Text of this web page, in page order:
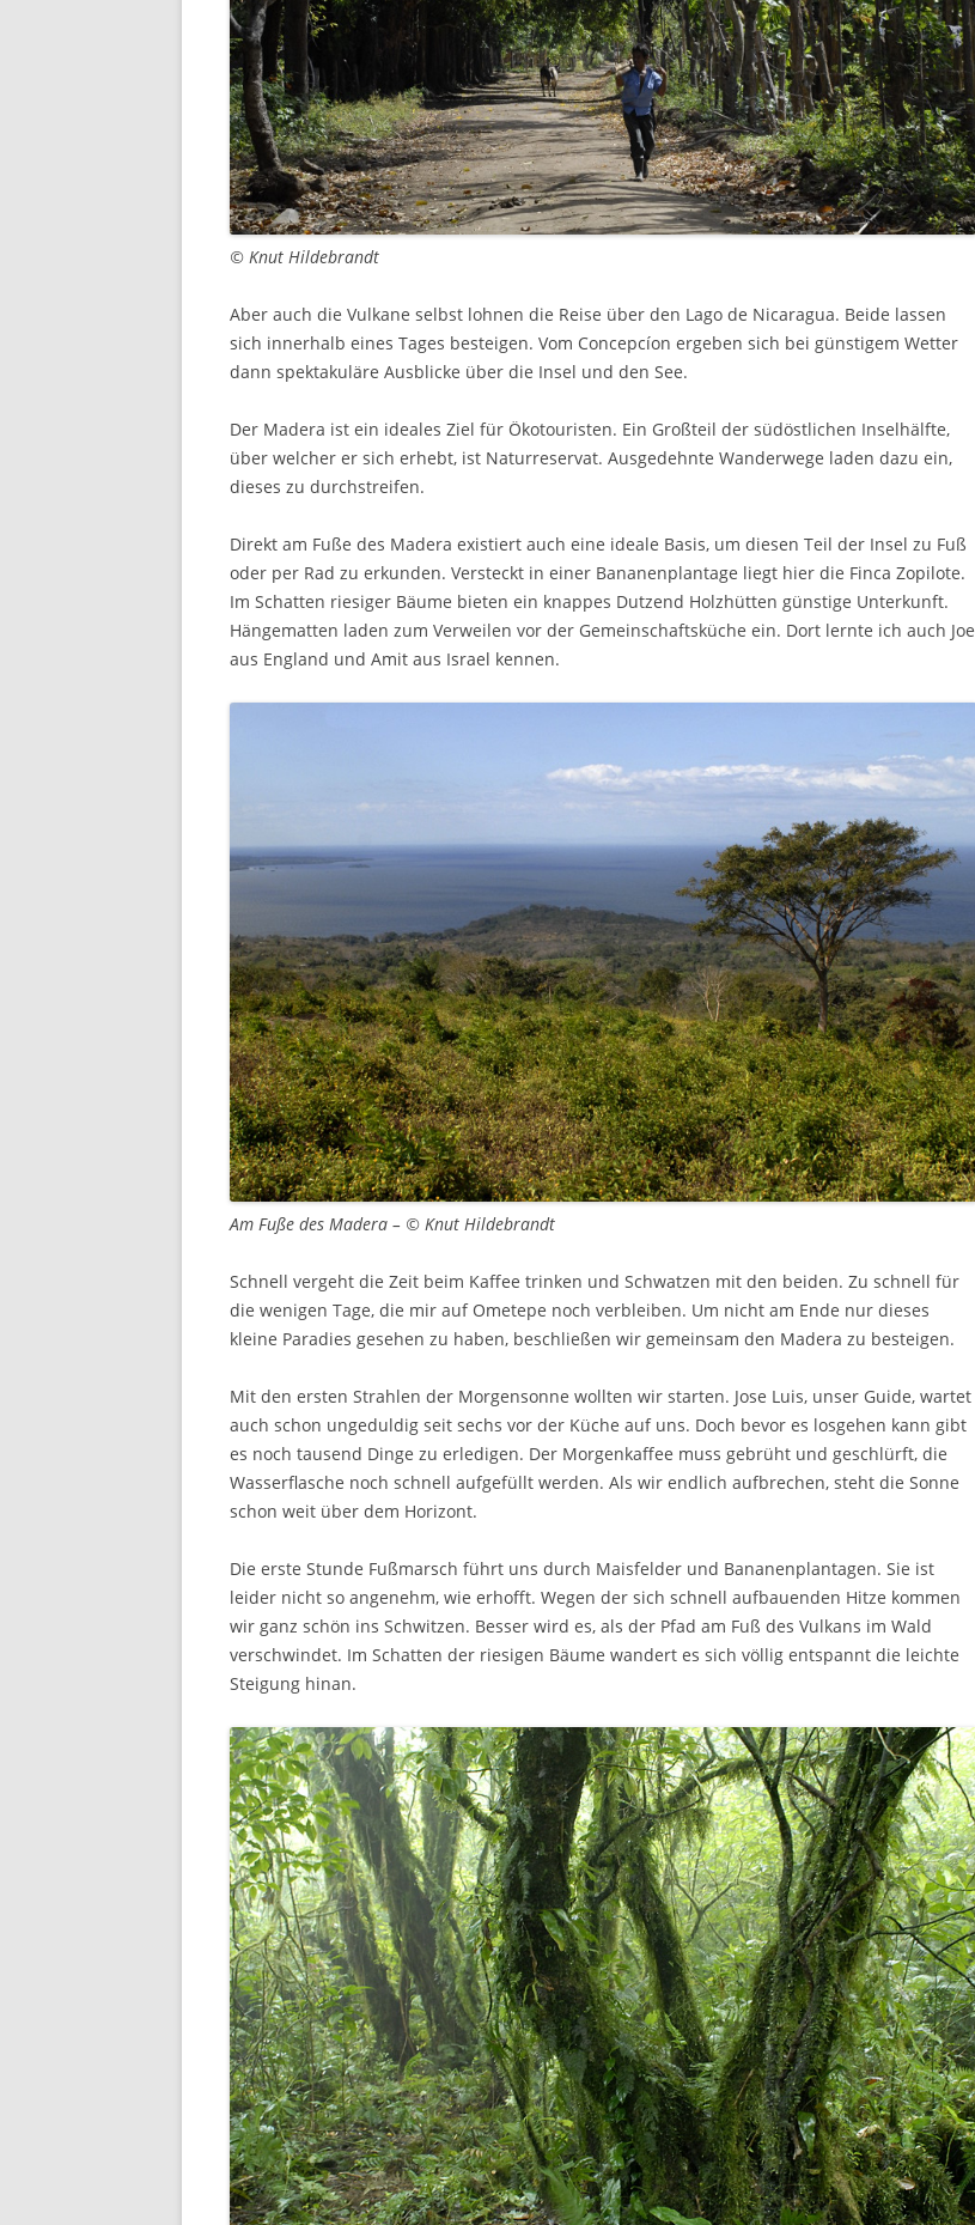
© Knut Hildebrandt
Aber auch die Vulkane selbst lohnen die Reise über den Lago de Nicaragua. Beide lassen
sich innerhalb eines Tages besteigen. Vom Concepcíon ergeben sich bei günstigem Wetter
dann spektakuläre Ausblicke über die Insel und den See.
Der Madera ist ein ideales Ziel für Ökotouristen. Ein Großteil der südöstlichen Inselhälfte,
über welcher er sich erhebt, ist Naturreservat. Ausgedehnte Wanderwege laden dazu ein,
dieses zu durchstreifen.
Direkt am Fuße des Madera existiert auch eine ideale Basis, um diesen Teil der Insel zu Fuß
oder per Rad zu erkunden. Versteckt in einer Bananenplantage liegt hier die Finca Zopilote.
Im Schatten riesiger Bäume bieten ein knappes Dutzend Holzhütten günstige Unterkunft.
Hängematten laden zum Verweilen vor der Gemeinschaftsküche ein. Dort lernte ich auch Joe
aus England und Amit aus Israel kennen.
Am Fuße des Madera – © Knut Hildebrandt
Schnell vergeht die Zeit beim Kaffee trinken und Schwatzen mit den beiden. Zu schnell für
die wenigen Tage, die mir auf Ometepe noch verbleiben. Um nicht am Ende nur dieses
kleine Paradies gesehen zu haben, beschließen wir gemeinsam den Madera zu besteigen.
Mit den ersten Strahlen der Morgensonne wollten wir starten. Jose Luis, unser Guide, wartet
auch schon ungeduldig seit sechs vor der Küche auf uns. Doch bevor es losgehen kann gibt
es noch tausend Dinge zu erledigen. Der Morgenkaffee muss gebrüht und geschlürft, die
Wasserflasche noch schnell aufgefüllt werden. Als wir endlich aufbrechen, steht die Sonne
schon weit über dem Horizont.
Die erste Stunde Fußmarsch führt uns durch Maisfelder und Bananenplantagen. Sie ist
leider nicht so angenehm, wie erhofft. Wegen der sich schnell aufbauenden Hitze kommen
wir ganz schön ins Schwitzen. Besser wird es, als der Pfad am Fuß des Vulkans im Wald
verschwindet. Im Schatten der riesigen Bäume wandert es sich völlig entspannt die leichte
Steigung hinan.